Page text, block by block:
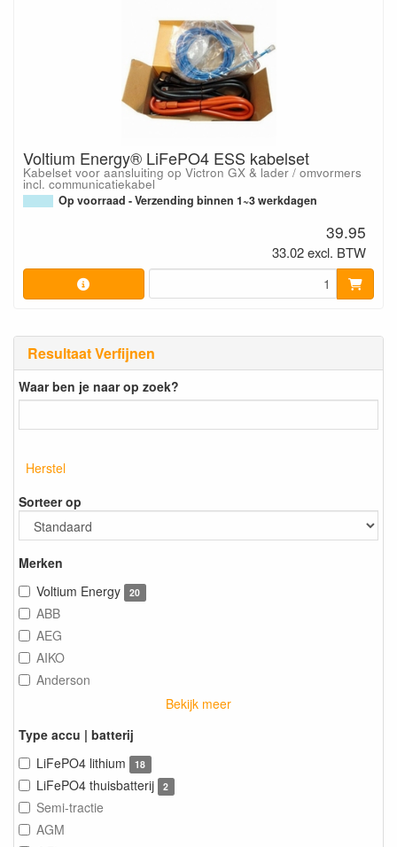
Resultaat Verfijnen
Waar ben je naar op zoek?
Herstel
Sorteer op
Merken
Voltium Energy
20
ABB
AEG
AIKO
Anderson
Bekijk meer
Type accu | batterij
LiFePO4 lithium
18
LiFePO4 thuisbatterij 2
Semi-tractie
AGM
Voltium Energy® LiFePO4 ESS kabelset
Kabelset voor aansluiting op Victron GX & lader / omvormers
incl. communicatiekabel
Op voorraad - Verzending binnen 1~3 werkdagen
39.95
33.02 excl. BTW